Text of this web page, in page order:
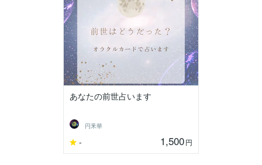
あなたの前世占います
円釆華
- 1,500円